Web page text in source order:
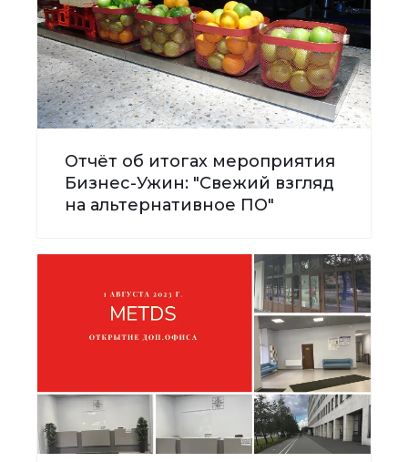
Отчёт об итогах мероприятия
Бизнес-Ужин: "Свежий взгляд
на альтернативное ПО"